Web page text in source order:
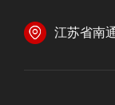
江苏省南